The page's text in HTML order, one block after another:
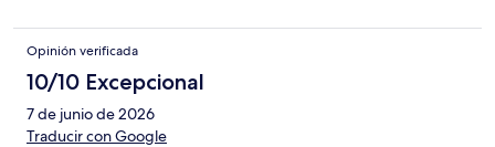
Opinión verificada
10/10 Excepcional
7 de junio de 2026
Traducir con Google